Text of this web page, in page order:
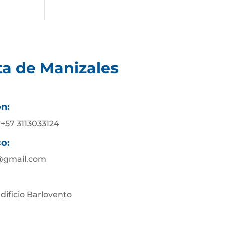
de Manizales
3113033124
Barlovento